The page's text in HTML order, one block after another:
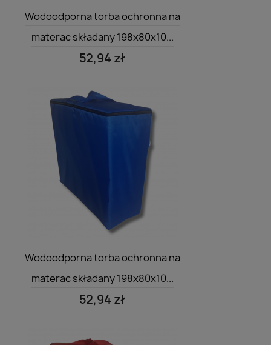

Wodoodporna torba ochronna na
materac składany 198x80x10...
52,94 zł

Wodoodporna torba ochronna na
materac składany 198x80x10...
52,94 zł